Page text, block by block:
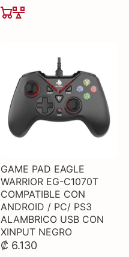
GAME PAD EAGLE
WARRIOR EG-C1070T
COMPATIBLE CON
ANDROID / PC/ PS3
ALAMBRICO USB CON
XINPUT NEGRO
₡ 6.130